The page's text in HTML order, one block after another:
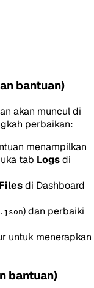
bantuan)
akan muncul di
perbaikan:
menampilkan
tab Logsdi
Filesdi Dashboard
) dan perbaiki
untuk menerapkan
bantuan)